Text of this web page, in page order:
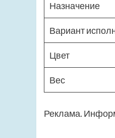
Назначение
Вариант
Цвет
Вес
Реклама.